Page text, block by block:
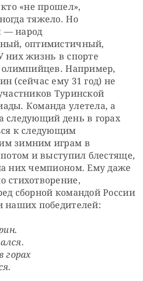
«не прошел»,
тяжело. Но
— народ
оптимистичный,
них жизнь в спорте
Например,
(сейчас ему 31 год) не
Туринской
Команда улетела, а
следующий день в горах
к следующим
зимним играм в
и выступил блестяще,
них чемпионом. Ему даже
стихотворение,
сборной командой России
наших победителей:
горах